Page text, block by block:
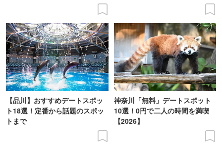
【品川】おすすめデートスポッ
ト18選！定番から話題のスポッ
トまで
神奈川「無料」デートスポット
10選！0円で二人の時間を満喫
【2026】